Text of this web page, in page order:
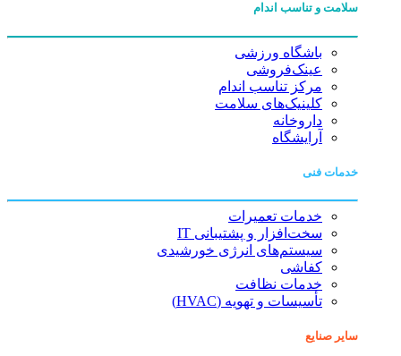
سلامت و تناسب اندام
باشگاه ورزشی
عینک‌فروشی
مرکز تناسب اندام
کلینیک‌های سلامت
داروخانه
آرایشگاه
خدمات فنی
خدمات تعمیرات
سخت‌افزار و پشتیبانی IT
سیستم‌های انرژی خورشیدی
کفاشی
خدمات نظافت
تأسیسات و تهویه (HVAC)
سایر صنایع